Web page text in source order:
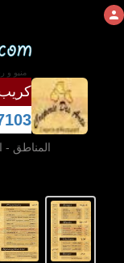
منيو و
المناطق -